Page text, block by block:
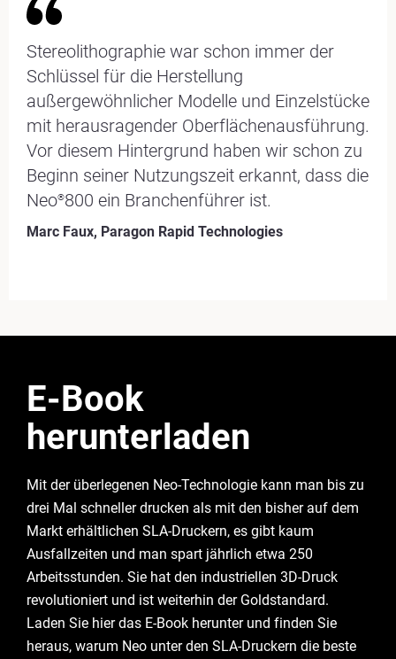
Stereolithographie war schon immer der
Schlüssel für die Herstellung
außergewöhnlicher Modelle und Einzelstücke
mit herausragender Oberflächenausführung.
Vor diesem Hintergrund haben wir schon zu
Beginn seiner Nutzungszeit erkannt, dass die
Neo®800 ein Branchenführer ist.
Marc Faux, Paragon Rapid Technologies
E-Book
herunterladen
Mit der überlegenen Neo-Technologie kann man bis zu
drei Mal schneller drucken als mit den bisher auf dem
Markt erhältlichen SLA-Druckern, es gibt kaum
Ausfallzeiten und man spart jährlich etwa 250
Arbeitsstunden. Sie hat den industriellen 3D-Druck
revolutioniert und ist weiterhin der Goldstandard.
Laden Sie hier das E-Book herunter und finden Sie
heraus, warum Neo unter den SLA-Druckern die beste